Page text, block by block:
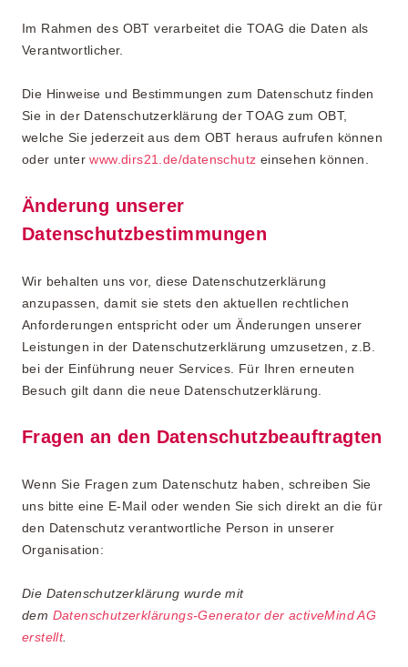
Im Rahmen des OBT verarbeitet die TOAG die Daten als
Verantwortlicher.
Die Hinweise und Bestimmungen zum Datenschutz finden
Sie in der Datenschutzerklärung der TOAG zum OBT,
welche Sie jederzeit aus dem OBT heraus aufrufen können
oder unterwww.dirs21.de/datenschutz einsehen können.
Änderung unserer
Datenschutzbestimmungen
Wir behalten uns vor, diese Datenschutzerklärung
anzupassen, damit sie stets den aktuellen rechtlichen
Anforderungen entspricht oder um Änderungen unserer
Leistungen in der Datenschutzerklärung umzusetzen, z.B.
bei der Einführung neuer Services. Für Ihren erneuten
Besuch gilt dann die neue Datenschutzerklärung.
Fragen an den Datenschutzbeauftragten
Wenn Sie Fragen zum Datenschutz haben, schreiben Sie
uns bitte eine E-Mail oder wenden Sie sich direkt an die für
den Datenschutz verantwortliche Person in unserer
Organisation:
Die Datenschutzerklärung wurde mit
dem Datenschutzerklärungs-Generator der activeMind AG
erstellt.